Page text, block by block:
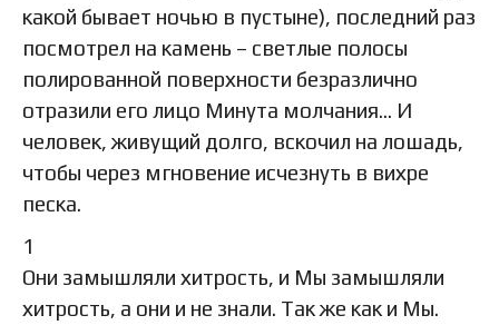
какой бывает ночью в пустыне), последний раз
посмотрел на камень – светлые полосы
полированной поверхности безразлично
отразили его лицо Минута молчания… И
человек, живущий долго, вскочил на лошадь,
чтобы через мгновение исчезнуть в вихре
песка.
1
Они замышляли хитрость, и Мы замышляли
хитрость, а они и не знали. Так же как и Мы.